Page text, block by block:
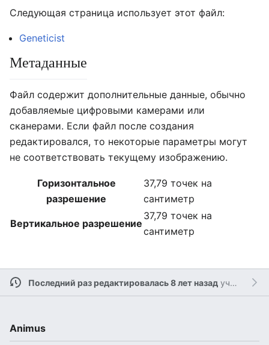
Следующая страница использует этот файл:
Geneticist
Метаданные
Файл содержит дополнительные данные, обычно
добавляемые цифровыми камерами или
сканерами. Если файл после создания
редактировался, то некоторые параметры могут
не соответствовать текущему изображению.
Горизонтальное
разрешение
37,79 точек на
сантиметр
Вертикальное разрешение
37,79 точек на
сантиметр
Последний раз редактировалась 8 лет назадучастником
Animus